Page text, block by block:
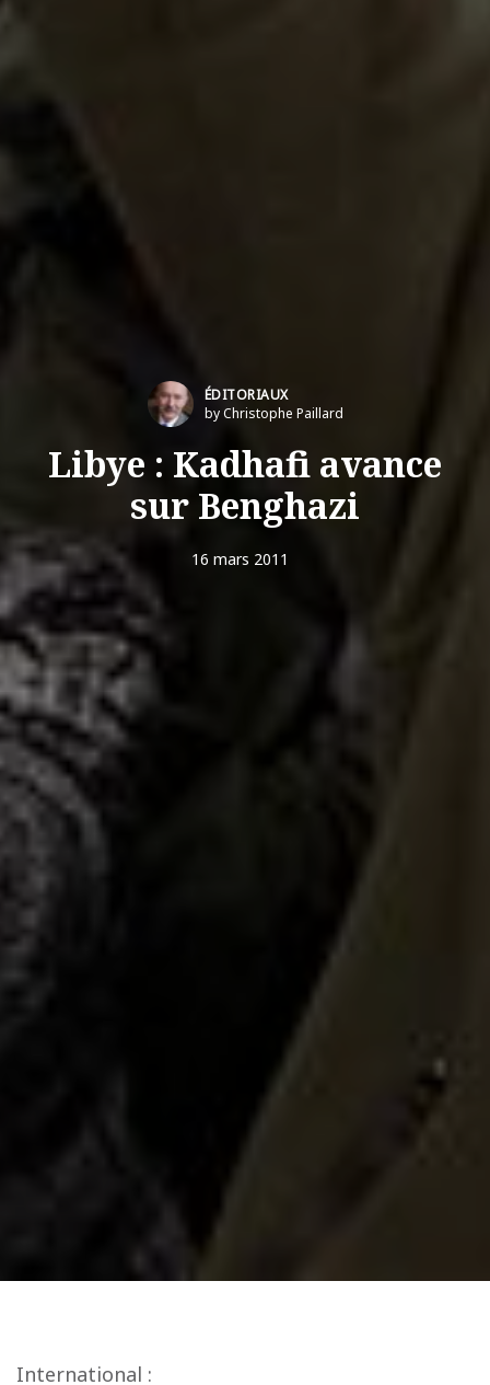
ÉDITORIAUX
by Christophe Paillard
Libye : Kadhafi avance
sur Benghazi
16 mars 2011
International :